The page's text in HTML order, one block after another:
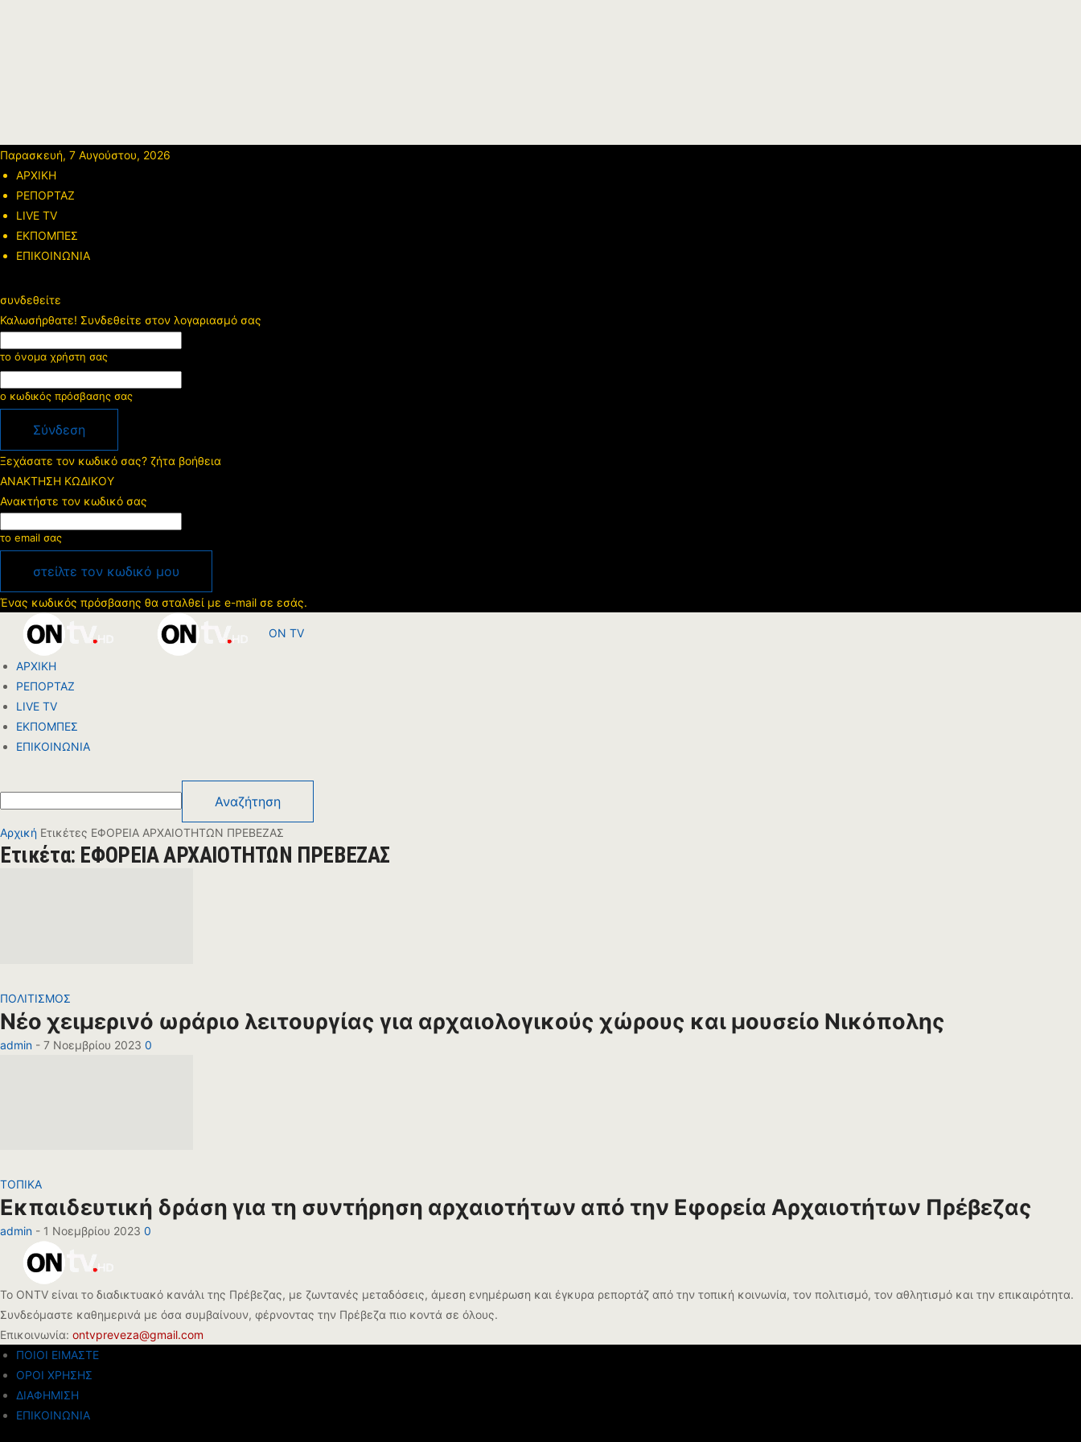
Παρασκευή, 7 Αυγούστου, 2026
ΑΡΧΙΚΗ
ΡΕΠΟΡΤΑΖ
LIVE TV
ΕΚΠΟΜΠΕΣ
ΕΠΙΚΟΙΝΩΝΙΑ
συνδεθείτε
Καλωσήρθατε! Συνδεθείτε στον λογαριασμό σας
το όνομα χρήστη σας
ο κωδικός πρόσβασης σας
Ξεχάσατε τον κωδικό σας? ζήτα βοήθεια
ΑΝΑΚΤΗΣΗ ΚΩΔΙΚΟΥ
Ανακτήστε τον κωδικό σας
το email σας
Ένας κωδικός πρόσβασης θα σταλθεί με e-mail σε εσάς.
ON TV
ΑΡΧΙΚΗ
ΡΕΠΟΡΤΑΖ
LIVE TV
ΕΚΠΟΜΠΕΣ
ΕΠΙΚΟΙΝΩΝΙΑ
Αρχική Ετικέτες ΕΦΟΡΕΙΑ ΑΡΧΑΙΟΤΗΤΩΝ ΠΡΕΒΕΖΑΣ
Ετικέτα: ΕΦΟΡΕΙΑ ΑΡΧΑΙΟΤΗΤΩΝ ΠΡΕΒΕΖΑΣ
ΠΟΛΙΤΙΣΜΟΣ
Νέο χειμερινό ωράριο λειτουργίας για αρχαιολογικούς χώρους και μουσείο Νικόπολης
admin - 7 Νοεμβρίου 2023 0
ΤΟΠΙΚΑ
Εκπαιδευτική δράση για τη συντήρηση αρχαιοτήτων από την Εφορεία Αρχαιοτήτων Πρέβεζας
admin - 1 Νοεμβρίου 2023 0
Το ONTV είναι το διαδικτυακό κανάλι της Πρέβεζας, με ζωντανές μεταδόσεις, άμεση ενημέρωση και έγκυρα ρεπορτάζ από την τοπική κοινωνία, τον πολιτισμό, τον αθλητισμό και την επικαιρότητα.
Συνδεόμαστε καθημερινά με όσα συμβαίνουν, φέρνοντας την Πρέβεζα πιο κοντά σε όλους.
Επικοινωνία: ontvpreveza@gmail.com
ΠΟΙΟΙ ΕΙΜΑΣΤΕ
ΟΡΟΙ ΧΡΗΣΗΣ
ΔΙΑΦΗΜΙΣΗ
ΕΠΙΚΟΙΝΩΝΙΑ